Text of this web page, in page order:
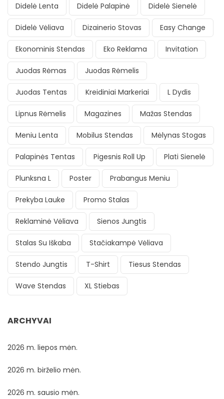
Didelė Lenta Didelė Palapinė Didelė Sienelė
Didelė Vėliava Dizainerio Stovas Easy Change
Ekonominis Stendas Eko Reklama Invitation
Juodas Rėmas Juodas Rėmelis
Juodas Tentas Kreidiniai Markeriai L Dydis
Lipnus Rėmelis Magazines Mažas Stendas
Meniu Lenta Mobilus Stendas Mėlynas Stogas
Palapinės Tentas Pigesnis Roll Up Plati Sienelė
Plunksna L Poster Prabangus Meniu
Prekyba Lauke Promo Stalas
Reklaminė Vėliava Sienos Jungtis
Stalas Su Iškaba Stačiakampė Vėliava
Stendo Jungtis T-Shirt Tiesus Stendas
Wave Stendas XL Stiebas
ARCHYVAI
2026 m. liepos mėn.
2026 m. birželio mėn.
2026 m. sausio mėn.